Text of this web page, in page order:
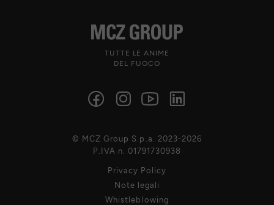
TUTTE LE ANIME
DEL FUOCO
Privacy Policy
Note legali
Whistleblowing
© MCZ Group S.p.a. 2023-2026
P.IVA n. 01791730938